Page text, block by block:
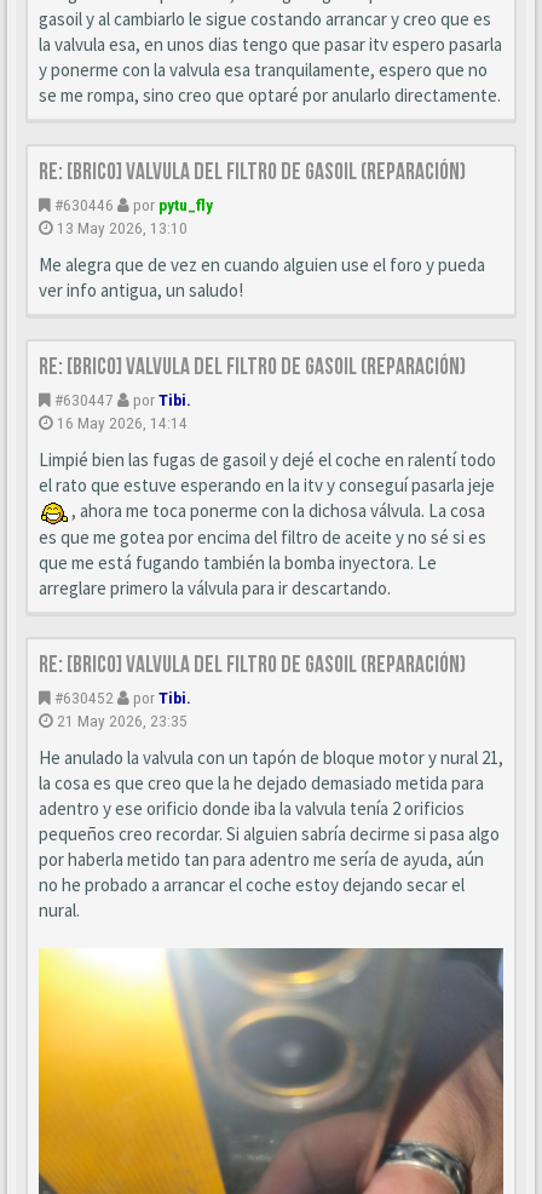
gasoil y al cambiarlo le sigue costando arrancar y creo que es
la valvula esa, en unos dias tengo que pasar itv espero pasarla
y ponerme con la valvula esa tranquilamente, espero que no
se me rompa, sino creo que optaré por anularlo directamente.
Re: [BRICO] Valvula del filtro de gasoil (reparación)
#630446 por pytu_fly
13 May 2026, 13:10
Me alegra que de vez en cuando alguien use el foro y pueda
ver info antigua, un saludo!
Re: [BRICO] Valvula del filtro de gasoil (reparación)
#630447 porTibi.
16 May 2026, 14:14
Limpié bien las fugas de gasoil y dejé el coche en ralentí todo
el rato que estuve esperando en la itv y conseguí pasarla jeje
, ahora me toca ponerme con la dichosa válvula. La cosa
es que me gotea por encima del filtro de aceite y no sé si es
que me está fugando también la bomba inyectora. Le
arreglare primero la válvula para ir descartando.
Re: [BRICO] Valvula del filtro de gasoil (reparación)
#630452 porTibi.
21 May 2026, 23:35
He anulado la valvula con un tapón de bloque motor y nural 21,
la cosa es que creo que la he dejado demasiado metida para
adentro y ese orificio donde iba la valvula tenía 2 orificios
pequeños creo recordar. Si alguien sabría decirme si pasa algo
por haberla metido tan para adentro me sería de ayuda, aún
no he probado a arrancar el coche estoy dejando secar el
nural.